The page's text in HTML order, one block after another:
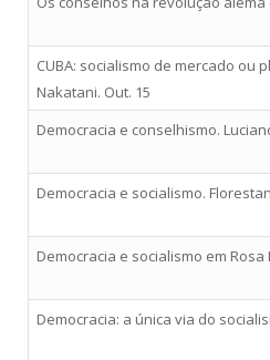
CUBA: socialismo de mercado ou
Nakatani. Out. 15
Democracia e conselhismo.
Democracia e socialismo.
Democracia e socialismo em
Democracia: a única via do